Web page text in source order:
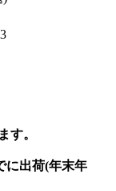
す。
に出荷(年末年